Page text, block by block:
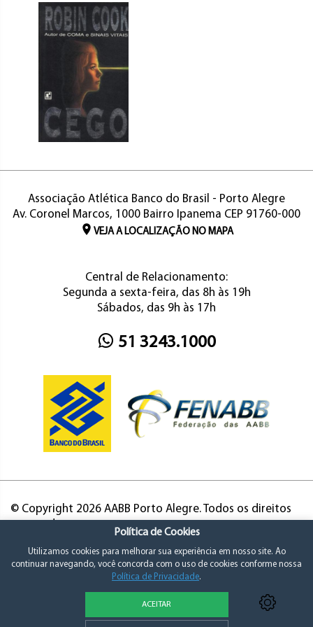
Associação Atlética Banco do Brasil - Porto Alegre
Av. Coronel Marcos, 1000 Bairro Ipanema CEP 91760-000
VEJA A LOCALIZAÇÃO NO MAPA
Central de Relacionamento:
Segunda a sexta-feira, das 8h às 19h
Sábados, das 9h às 17h
51 3243.1000
© Copyright 2026 AABB Porto Alegre. Todos os direitos
Política de Cookies
Utilizamos cookies para melhorar sua experiência em nosso site. Ao
continuar navegando, você concorda com o uso de cookies conforme nossa
Política de Privacidade.
ACEITAR